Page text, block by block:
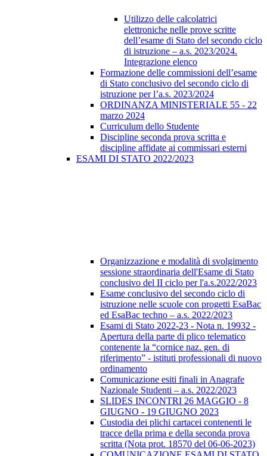
Utilizzo delle calcolatrici
elettroniche nelle prove scritte
dell’esame di Stato del secondo ciclo
di istruzione – a.s. 2023/2024.
Integrazione elenco
Formazione delle commissioni dell’esame
di Stato conclusivo del secondo ciclo di
istruzione per l’a.s. 2023/2024
ORDINANZA MINISTERIALE 55 - 22
marzo 2024
Curriculum dello Studente
Discipline seconda prova scritta e
discipline affidate ai commissari esterni
ESAMI DI STATO 2022/2023
Organizzazione e modalità di svolgimento
sessione straordinaria dell'Esame di Stato
conclusivo del II ciclo per l'a.s.2022/2023
Esame conclusivo del secondo ciclo di
istruzione nelle scuole con progetti EsaBac
ed EsaBac techno – a.s. 2022/2023
Esami di Stato 2022-23 - Nota n. 19932 -
Apertura della parte di plico telematico
contenente la “cornice naz. gen. di
riferimento” - istituti professionali di nuovo
ordinamento
Comunicazione esiti finali in Anagrafe
Nazionale Studenti – a.s. 2022/2023
SLIDES INCONTRI 26 MAGGIO - 8
GIUGNO - 19 GIUGNO 2023
Custodia dei plichi cartacei contenenti le
tracce della prima e della seconda prova
scritta (Nota prot. 18570 del 06-06-2023)